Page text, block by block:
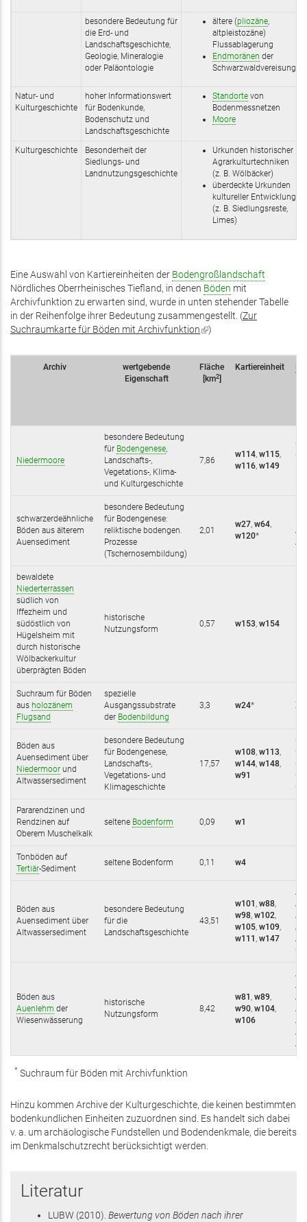
besondere Bedeutung für
die Erd- und
Landschaftsgeschichte,
Geologie, Mineralogie
oder Paläontologie
ältere (pliozäne
altpleistozäne)
Flussablagerung
Endmoränen der
Schwarzwaldvereisung
Natur- und
Kulturgeschichte
hoher Informationswert
für Bodenkunde,
Bodenschutz und
Landschaftsgeschichte
Standorte von
Bodenmessnetzen
Moore
Kulturgeschichte
Besonderheit der
Siedlungs- und
Landnutzungsgeschichte
Urkunden historischer
Agrarkulturtechniken
(z. B. Wölbäcker)
überdeckte Urkunden
kultureller Entwicklung
(z. B. Siedlungsreste,
Limes)
Eine Auswahl von Kartiereinheiten der Bodengroßlandschaft
Nördliches Oberrheinisches Tiefland, in denen Böden mit
Archivfunktion zu erwarten sind, wurde in unten stehender Tabelle
in der Reihenfolge ihrer Bedeutung zusammengestellt. (Zur
Suchraumkarte für Böden mit Archivfunktion(Link
extern)
)
Archiv
wertgebende
Eigenschaft
Fläche
[km2]
Kartiereinheit
Niedermoore
besondere Bedeutung
für Bodengenese,
Landschafts-,
Vegetations-, Klima-
und Kulturgeschichte
7,86
w114, w115,
w116, w149
schwarzerdeähnliche
Böden aus älterem
Auensediment
besondere Bedeutung
für Bodengenese:
reliktische bodengen.
Prozesse
(Tschernosembildung)
2,01
w27, w64,
w120*
bewaldete
Niederterrassen
südlich von
Iffezheim und
südöstlich von
Hügelsheim mit
durch historische
Wölbackerkultur
überprägten Böden
historische
Nutzungsform
0,57 w153, w154
Suchraum für Böden
aus holozänem
Flugsand
spezielle
Ausgangssubstrate
der Bodenbildung
3,3 w24* Z;
Böden aus
Auensediment über
Niedermoor und
Altwassersediment
besondere Bedeutung
für Bodengenese,
Landschafts-,
Vegetations- und
Klimageschichte
17,57
w108, w113,
w144, w148,
w91
Pararendzinen und
Rendzinen auf
Oberem Muschelkalk
seltene Bodenform 0,09 w1
Tonböden auf
Tertiär-Sediment
seltene Bodenform 0,11 w4
Böden aus
Auensediment über
Altwassersediment
besondere Bedeutung
für die
Landschaftsgeschichte
43,51
w101 , w88,
w98, w102,
w105, w109,
w111 , w147
A-
Böden aus
Auenlehm der
Wiesenwässerung
historische
Nutzungsform
8,42
w81 , w89,
w90, w104,
w106
A/
* Suchraum für Böden mit Archivfunktion
Hinzu kommen Archive der Kulturgeschichte, die keinen bestimmten
bodenkundlichen Einheiten zuzuordnen sind. Es handelt sich dabei
v. a. um archäologische Fundstellen und Bodendenkmale, die bereits
im Denkmalschutzrecht berücksichtigt werden.
Literatur
LUBW (2010). Bewertung von Böden nach ihrer